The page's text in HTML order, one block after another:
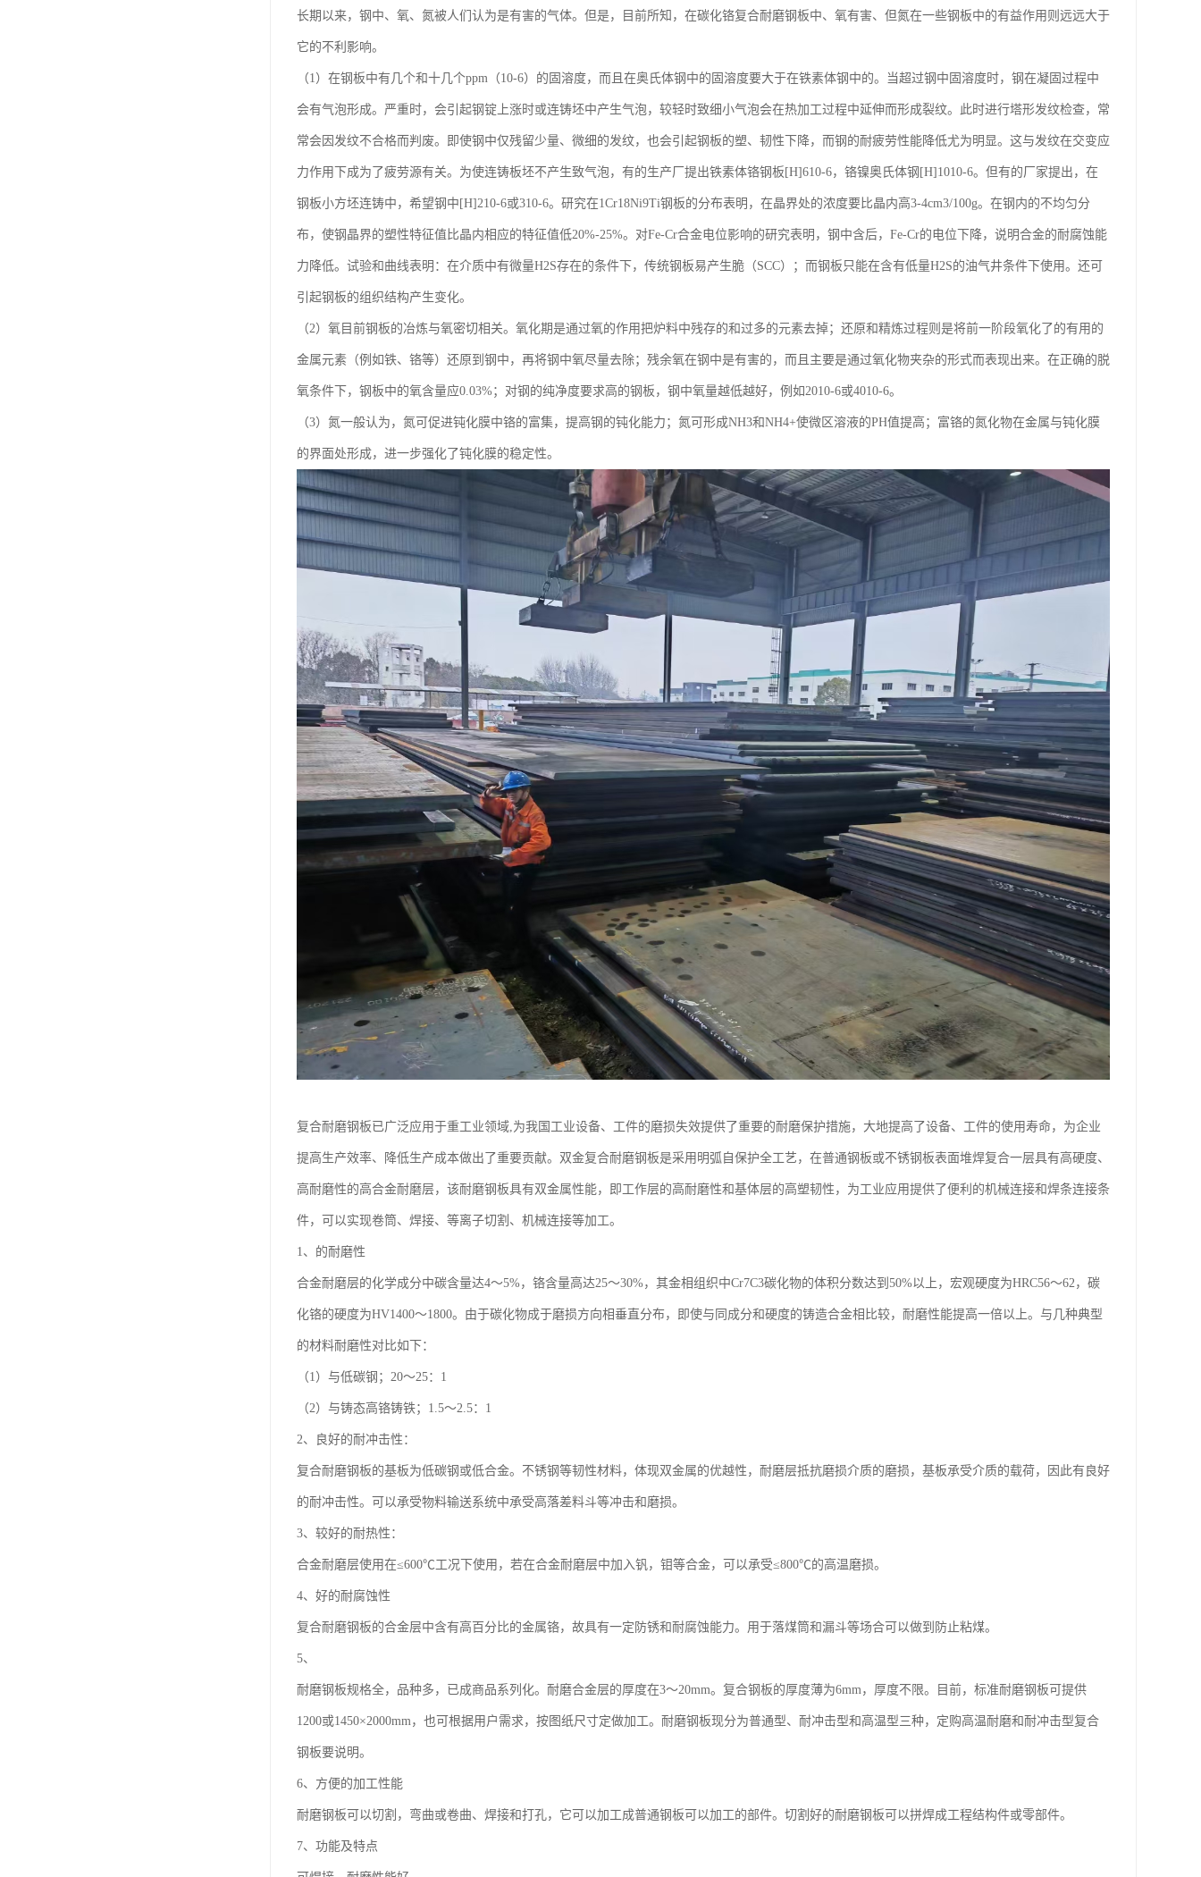
长期以来，钢中、氧、氮被人们认为是有害的气体。但是，目前所知，在碳化铬复合耐磨钢板中、氧有害、但氮在一些钢板中的有益作用则远远大于
它的不利影响。
（1）在钢板中有几个和十几个ppm（10-6）的固溶度，而且在奥氏体钢中的固溶度要大于在铁素体钢中的。当超过钢中固溶度时，钢在凝固过程中
会有气泡形成。严重时，会引起钢锭上涨时或连铸坯中产生气泡，较轻时致细小气泡会在热加工过程中延伸而形成裂纹。此时进行塔形发纹检查，常
常会因发纹不合格而判废。即使钢中仅残留少量、微细的发纹，也会引起钢板的塑、韧性下降，而钢的耐疲劳性能降低尤为明显。这与发纹在交变应
力作用下成为了疲劳源有关。为使连铸板坯不产生致气泡，有的生产厂提出铁素体铬钢板[H]610-6，铬镍奥氏体钢[H]1010-6。但有的厂家提出，在
钢板小方坯连铸中，希望钢中[H]210-6或310-6。研究在1Cr18Ni9Ti钢板的分布表明，在晶界处的浓度要比晶内高3-4cm3/100g。在钢内的不均匀分
布，使钢晶界的塑性特征值比晶内相应的特征值低20%-25%。对Fe-Cr合金电位影响的研究表明，钢中含后，Fe-Cr的电位下降，说明合金的耐腐蚀能
力降低。试验和曲线表明：在介质中有微量H2S存在的条件下，传统钢板易产生脆（SCC）；而钢板只能在含有低量H2S的油气井条件下使用。还可
引起钢板的组织结构产生变化。
（2）氧目前钢板的冶炼与氧密切相关。氧化期是通过氧的作用把炉料中残存的和过多的元素去掉；还原和精炼过程则是将前一阶段氧化了的有用的
金属元素（例如铁、铬等）还原到钢中，再将钢中氧尽量去除；残余氧在钢中是有害的，而且主要是通过氧化物夹杂的形式而表现出来。在正确的脱
氧条件下，钢板中的氧含量应0.03%；对钢的纯净度要求高的钢板，钢中氧量越低越好，例如2010-6或4010-6。
（3）氮一般认为，氮可促进钝化膜中铬的富集，提高钢的钝化能力；氮可形成NH3和NH4+使微区溶液的PH值提高；富铬的氮化物在金属与钝化膜
的界面处形成，进一步强化了钝化膜的稳定性。
复合耐磨钢板已广泛应用于重工业领域,为我国工业设备、工件的磨损失效提供了重要的耐磨保护措施，大地提高了设备、工件的使用寿命，为企业
提高生产效率、降低生产成本做出了重要贡献。双金复合耐磨钢板是采用明弧自保护全工艺，在普通钢板或不锈钢板表面堆焊复合一层具有高硬度、
高耐磨性的高合金耐磨层，该耐磨钢板具有双金属性能，即工作层的高耐磨性和基体层的高塑韧性，为工业应用提供了便利的机械连接和焊条连接条
件，可以实现卷筒、焊接、等离子切割、机械连接等加工。
1、的耐磨性
合金耐磨层的化学成分中碳含量达4～5%，铬含量高达25～30%，其金相组织中Cr7C3碳化物的体积分数达到50%以上，宏观硬度为HRC56～62，碳
化铬的硬度为HV1400～1800。由于碳化物成于磨损方向相垂直分布，即使与同成分和硬度的铸造合金相比较，耐磨性能提高一倍以上。与几种典型
的材料耐磨性对比如下：
（1）与低碳钢；20～25：1
（2）与铸态高铬铸铁；1.5～2.5：1
2、良好的耐冲击性：
复合耐磨钢板的基板为低碳钢或低合金。不锈钢等韧性材料，体现双金属的优越性，耐磨层抵抗磨损介质的磨损，基板承受介质的载荷，因此有良好
的耐冲击性。可以承受物料输送系统中承受高落差料斗等冲击和磨损。
3、较好的耐热性：
合金耐磨层使用在≤600℃工况下使用，若在合金耐磨层中加入钒，钼等合金，可以承受≤800℃的高温磨损。
4、好的耐腐蚀性
复合耐磨钢板的合金层中含有高百分比的金属铬，故具有一定防锈和耐腐蚀能力。用于落煤筒和漏斗等场合可以做到防止粘煤。
5、
耐磨钢板规格全，品种多，已成商品系列化。耐磨合金层的厚度在3～20mm。复合钢板的厚度薄为6mm，厚度不限。目前，标准耐磨钢板可提供
1200或1450×2000mm，也可根据用户需求，按图纸尺寸定做加工。耐磨钢板现分为普通型、耐冲击型和高温型三种，定购高温耐磨和耐冲击型复合
钢板要说明。
6、方便的加工性能
耐磨钢板可以切割，弯曲或卷曲、焊接和打孔，它可以加工成普通钢板可以加工的部件。切割好的耐磨钢板可以拼焊成工程结构件或零部件。
7、功能及特点